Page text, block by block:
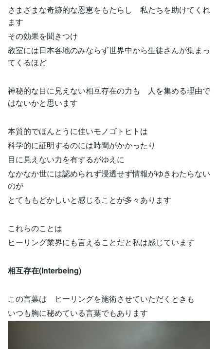
さまざまな奇跡的な恩恵をもたらし 私たちを助けてくれ
ます
その効果を聞きつけ
教室には日本各地のみならず世界中から生徒さんが集まっ
てくるほど
神秘的な目に見えない相互存在の力も 人を集める理由で
はないかと思います
本質的でほんとうに佳いモノゴトヒトは
科学的に証明するのには時間がかかったり
目に見えない力を有するがゆえに
なかなか世には認められず浸透せず情報がゆきわたらない
のが
とてももどかしいと感じることが多々あります
これらのことは
ヒーリング業界にも言えることだと私は感じています
相互存在(Interbeing)
この言葉は ヒーリングを施術させていただくときも
いつも胸に秘めている言葉でもあります